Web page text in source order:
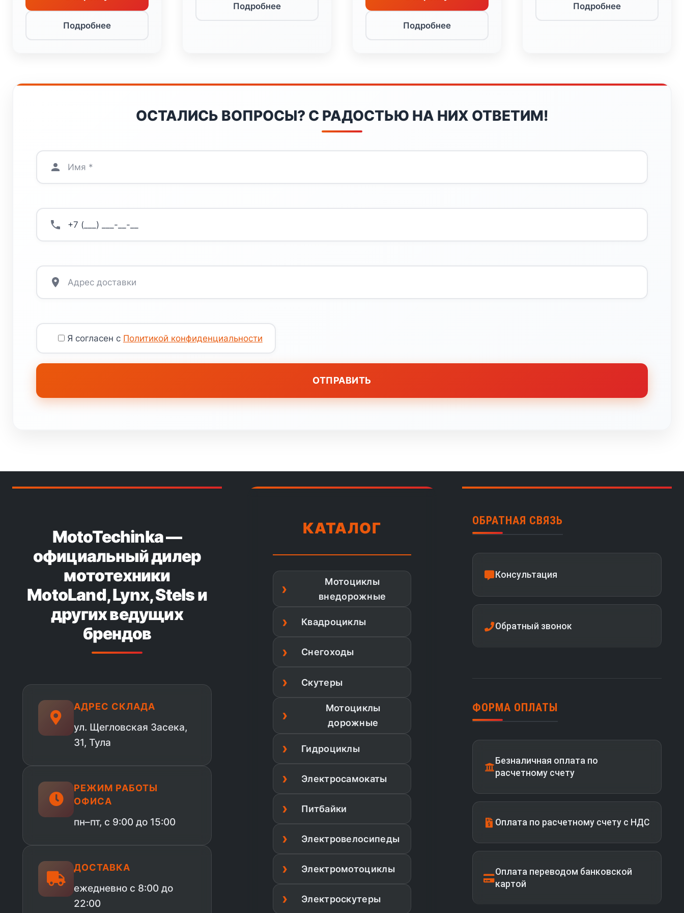
Подробнее
Подробнее
Подробнее
Подробнее
ОСТАЛИСЬ ВОПРОСЫ? С РАДОСТЬЮ НА НИХ ОТВЕТИМ!
Я согласен с Политикой конфиденциальности
MotoTechinka —
официальный дилер
мототехники
MotoLand, Lynx, Stels и
других ведущих
брендов
АДРЕС СКЛАДА
ул. Щегловская Засека,
31, Тула
РЕЖИМ РАБОТЫ
ОФИСА
пн–пт, с 9:00 до 15:00
ДОСТАВКА
ежедневно с 8:00 до
22:00
КАТАЛОГ
Мотоциклы
внедорожные
Квадроциклы
Снегоходы
Скутеры
Мотоциклы
дорожные
Гидроциклы
Электросамокаты
Питбайки
Электровелосипеды
Электромотоциклы
Электроскутеры
ОБРАТНАЯ СВЯЗЬ
Консультация
Обратный звонок
ФОРМА ОПЛАТЫ
Безналичная оплата по
расчетному счету
Оплата по расчетному счету с НДС
Оплата переводом банковской
картой